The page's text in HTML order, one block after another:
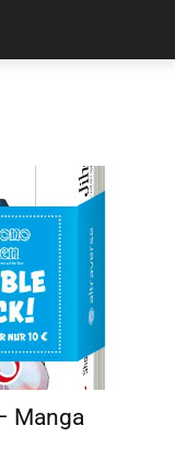
Manga